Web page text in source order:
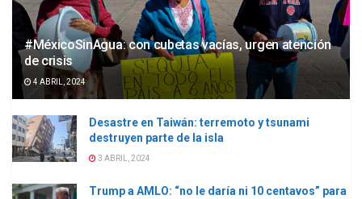
#MéxicoSinAgua: con cubetas vacías, urgen atención
de crisis
4 ABRIL, 2024
Desastre en Taiwán: terremoto y tsunami
destruyen parte de la isla
3 ABRIL, 2024
Trump a AMLO: “no le daría ni 10 centavos” para